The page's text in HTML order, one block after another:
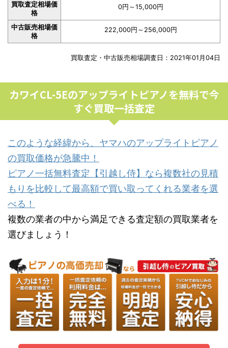
買取査定相場価
格
0円～15,000円
中古販売相場価
格
222,000円～256,000円
買取査定・中古販売相場調査日：2021年01月04日
カワイCL-5Eのアップライトピアノを無料で今
すぐ買取一括査定
このような経緯から、ヤマハのアップライトピアノ
の買取価格が急騰中！
ピアノ一括無料査定【引越し侍】なら複数社の見積
もりを比較して最高額で買い取ってくれる業者を選
べる！
複数の業者の中から満足できる査定額の買取業者を
選びましょう！